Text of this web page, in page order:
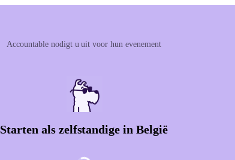
Accountable nodigt u uit voor hun evenement
Starten als zelfstandige in België